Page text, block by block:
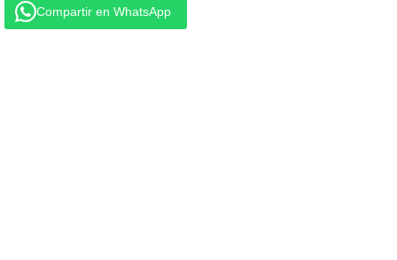
Compartir en WhatsApp